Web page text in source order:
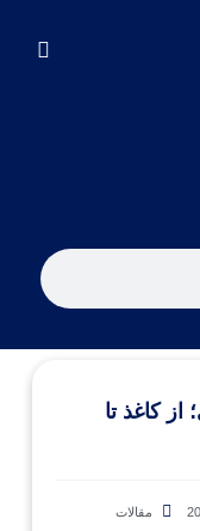
کاغذ تا
مقالات